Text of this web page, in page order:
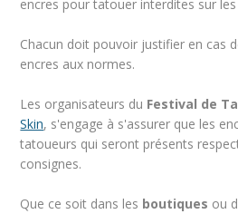
encres pour tatouer interdites sur
Chacun doit pouvoir justifier en cas
encres aux normes.
Les organisateurs du Festival de
Skin, s'engage à s'assurer que les
tatoueurs qui seront présents
consignes.
Que ce soit dans les boutiques ou